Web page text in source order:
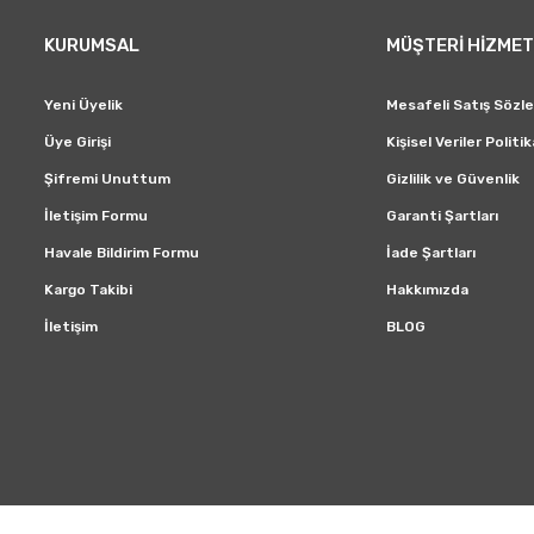
Teknoloji
Diğer
Garanti Süresi (Ay)
KURUMSAL
Yeni Üyelik
Üye Girişi
Şifremi Unuttum
İletişim Formu
Havale Bildirim Formu
Kargo Takibi
İletişim
MÜŞTERİ
Mesafeli Satış
Kişisel Veriler
Gizlilik ve Güvenlik
Garanti Şartları
İade Şartları
Hakkımızda
BLOG